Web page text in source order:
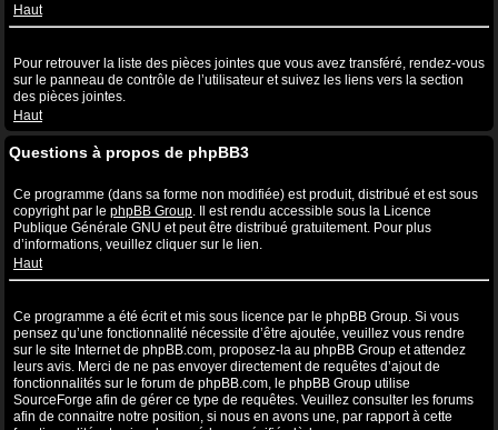
Haut
Pour retrouver la liste des pièces jointes que vous avez transféré, rendez-vous
sur le panneau de contrôle de l’utilisateur et suivez les liens vers la section
des pièces jointes.
Haut
Questions à propos de phpBB3
Ce programme (dans sa forme non modifiée) est produit, distribué et est sous
copyright par le phpBB Group. Il est rendu accessible sous la Licence
Publique Générale GNU et peut être distribué gratuitement. Pour plus
d’informations, veuillez cliquer sur le lien.
Haut
Ce programme a été écrit et mis sous licence par le phpBB Group. Si vous
pensez qu’une fonctionnalité nécessite d’être ajoutée, veuillez vous rendre
sur le site Internet de phpBB.com, proposez-la au phpBB Group et attendez
leurs avis. Merci de ne pas envoyer directement de requêtes d’ajout de
fonctionnalités sur le forum de phpBB.com, le phpBB Group utilise
SourceForge afin de gérer ce type de requêtes. Veuillez consulter les forums
afin de connaitre notre position, si nous en avons une, par rapport à cette